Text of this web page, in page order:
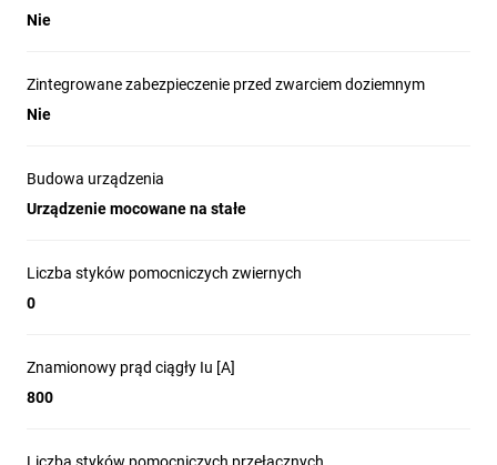
Nie
Zintegrowane zabezpieczenie przed zwarciem doziemnym
Nie
Budowa urządzenia
Urządzenie mocowane na stałe
Liczba styków pomocniczych zwiernych
0
Znamionowy prąd ciągły Iu [A]
800